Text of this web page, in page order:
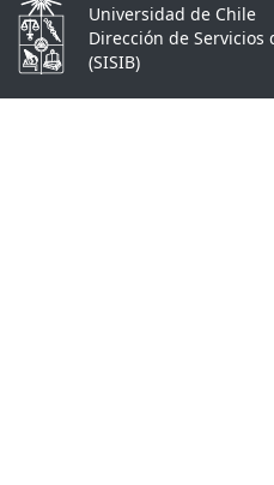
Universidad de Chile
Dirección de
(SISIB)